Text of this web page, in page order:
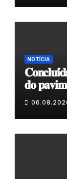
NOTÍCIA
𝐝𝐨
𝐂𝐨𝐯𝐚𝐬